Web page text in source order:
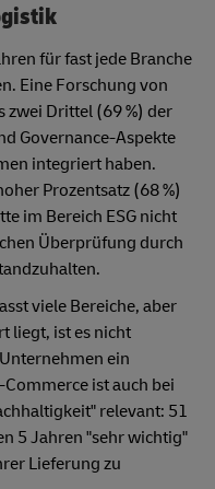
für fast jede Branche
Eine Forschung von
zwei Drittel (69 %) der
Governance-Aspekte
integriert haben.
Prozentsatz (68 %)
im Bereich ESG nicht
Überprüfung durch
viele Bereiche, aber
liegt, ist es nicht
ein
ist auch bei
relevant: 51
5 Jahren "sehr wichtig"
Lieferung zu